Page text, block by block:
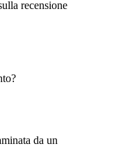
recensione
da un